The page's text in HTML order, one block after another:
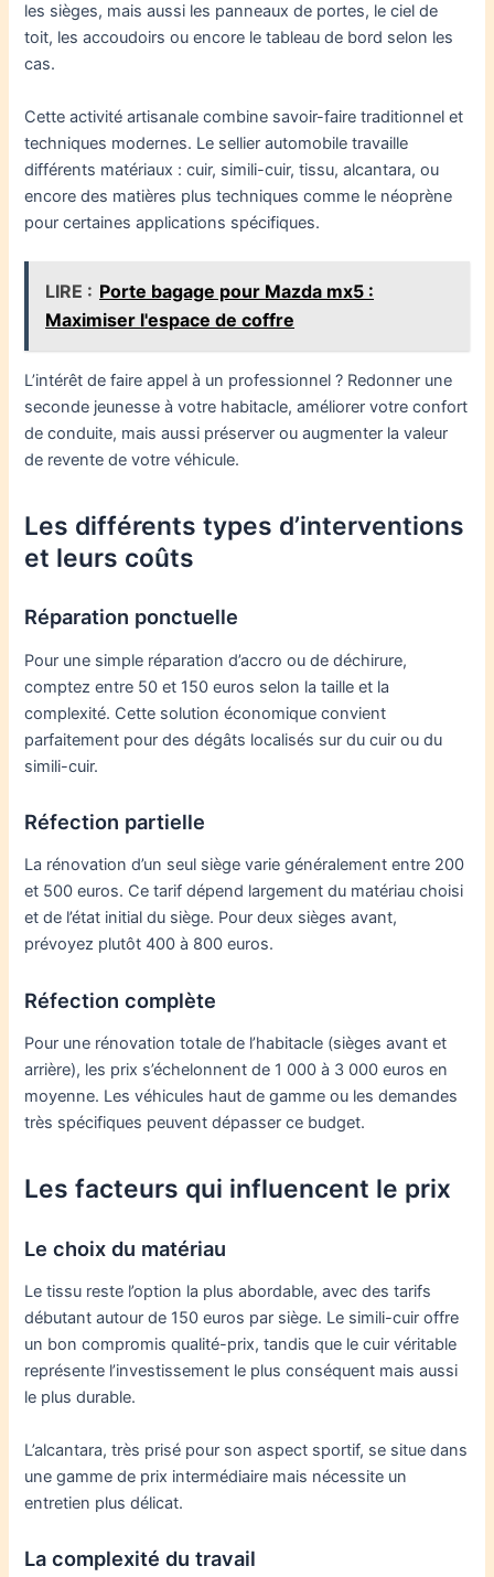
les sièges, mais aussi les panneaux de portes, le ciel de
toit, les accoudoirs ou encore le tableau de bord selon les
cas.
Cette activité artisanale combine savoir-faire traditionnel et
techniques modernes. Le sellier automobile travaille
différents matériaux : cuir, simili-cuir, tissu, alcantara, ou
encore des matières plus techniques comme le néoprène
pour certaines applications spécifiques.
LIRE : Porte bagage pour Mazda mx5 :
Maximiser l'espace de coffre
L’intérêt de faire appel à un professionnel ? Redonner une
seconde jeunesse à votre habitacle, améliorer votre confort
de conduite, mais aussi préserver ou augmenter la valeur
de revente de votre véhicule.
Les différents types d’interventions
et leurs coûts
Réparation ponctuelle
Pour une simple réparation d’accro ou de déchirure,
comptez entre 50 et 150 euros selon la taille et la
complexité. Cette solution économique convient
parfaitement pour des dégâts localisés sur du cuir ou du
simili-cuir.
Réfection partielle
La rénovation d’un seul siège varie généralement entre 200
et 500 euros. Ce tarif dépend largement du matériau choisi
et de l’état initial du siège. Pour deux sièges avant,
prévoyez plutôt 400 à 800 euros.
Réfection complète
Pour une rénovation totale de l’habitacle (sièges avant et
arrière), les prix s’échelonnent de 1 000 à 3 000 euros en
moyenne. Les véhicules haut de gamme ou les demandes
très spécifiques peuvent dépasser ce budget.
Les facteurs qui influencent le prix
Le choix du matériau
Le tissu reste l’option la plus abordable, avec des tarifs
débutant autour de 150 euros par siège. Le simili-cuir offre
un bon compromis qualité-prix, tandis que le cuir véritable
représente l’investissement le plus conséquent mais aussi
le plus durable.
L’alcantara, très prisé pour son aspect sportif, se situe dans
une gamme de prix intermédiaire mais nécessite un
entretien plus délicat.
La complexité du travail